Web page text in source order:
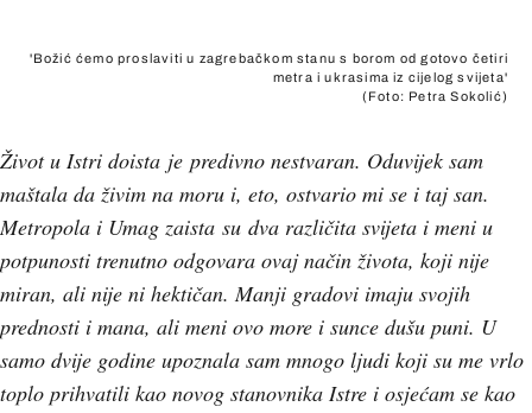
'Božić ćemo proslaviti u zagrebačkom stanu s borom od gotovo četiri
metra i ukrasima iz cijelog svijeta'
(Foto: Petra Sokolić)
Život u Istri doista je predivno nestvaran. Oduvijek sam
maštala da živim na moru i, eto, ostvario mi se i taj san.
Metropola i Umag zaista su dva različita svijeta i meni u
potpunosti trenutno odgovara ovaj način života, koji nije
miran, ali nije ni hektičan. Manji gradovi imaju svojih
prednosti i mana, ali meni ovo more i sunce dušu puni. U
samo dvije godine upoznala sam mnogo ljudi koji su me vrlo
toplo prihvatili kao novog stanovnika Istre i osjećam se kao